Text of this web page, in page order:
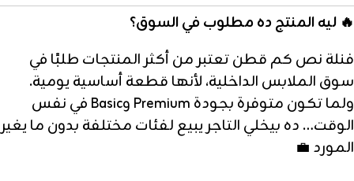
🔥 ليه المنتج ده مطلوب في السوق؟
فنلة نص كم قطن تعتبر من أكثر المنتجات طلبًا في
سوق الملابس الداخلية، لأنها قطعة أساسية يومية.
ولما تكون متوفرة بجودة Premium وBasic في نفس
الوقت… ده بيخلي التاجر يبيع لفئات مختلفة بدون ما يغير
المورد 💼